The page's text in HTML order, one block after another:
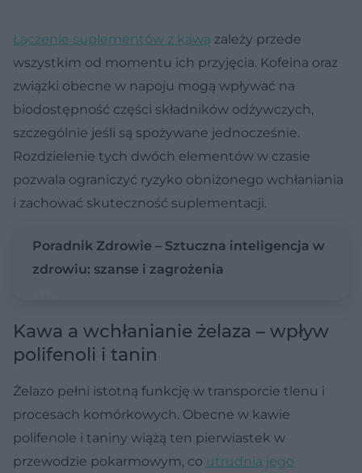
Łączenie suplementów z kawą zależy przede
wszystkim od momentu ich przyjęcia. Kofeina oraz
związki obecne w napoju mogą wpływać na
biodostępność części składników odżywczych,
szczególnie jeśli są spożywane jednocześnie.
Rozdzielenie tych dwóch elementów w czasie
pozwala ograniczyć ryzyko obniżonego wchłaniania
i zachować skuteczność suplementacji.
Poradnik Zdrowie – Sztuczna inteligencja w
zdrowiu: szanse i zagrożenia
Kawa a wchłanianie żelaza – wpływ
polifenoli i tanin
Żelazo pełni istotną funkcję w transporcie tlenu i
procesach komórkowych. Obecne w kawie
polifenole i taniny wiążą ten pierwiastek w
przewodzie pokarmowym, co utrudnia jego